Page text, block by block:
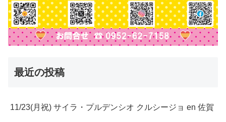
最近の投稿
11/23(月祝) サイラ・プルデンシオ クルシージョ en 佐賀